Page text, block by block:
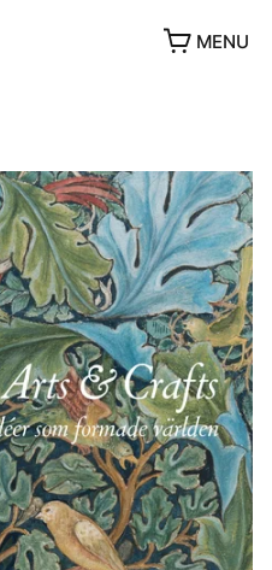
MENU
AWARDS